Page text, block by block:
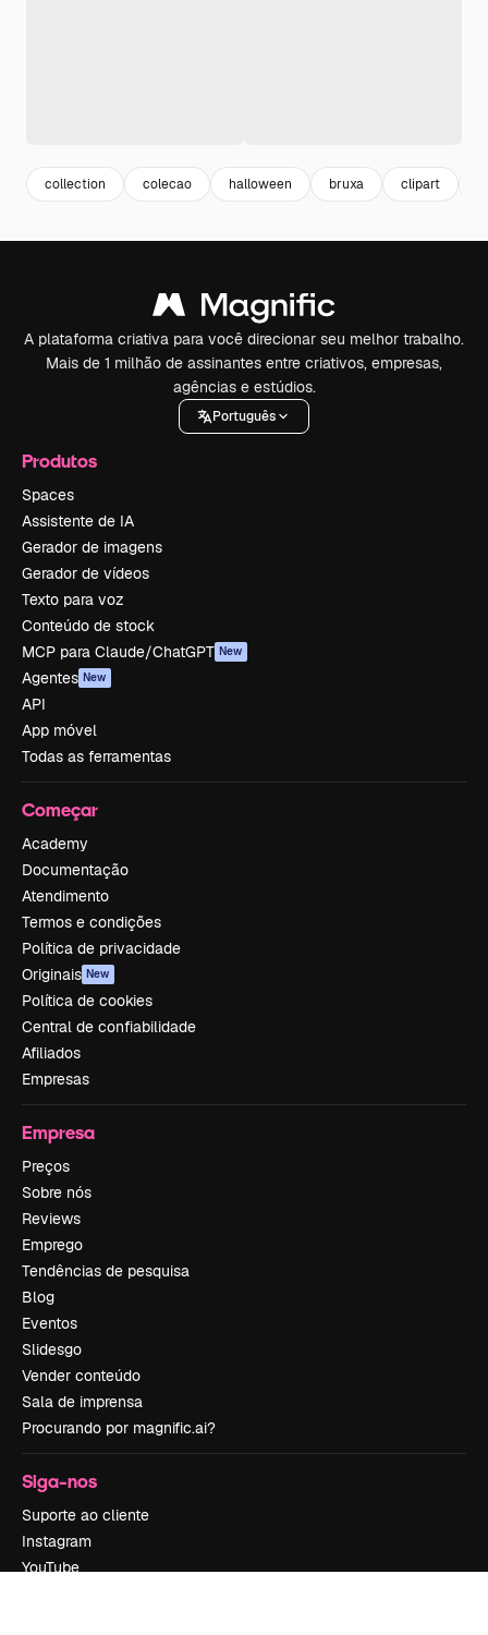
collection colecao halloween bruxa clipart
A plataforma criativa para você direcionar seu melhor trabalho.
Mais de 1 milhão de assinantes entre criativos, empresas,
agências e estúdios.
Português
Produtos
Spaces
Assistente de IA
Gerador de imagens
Gerador de vídeos
Texto para voz
Conteúdo de stock
MCP para Claude/ChatGPT New
Agentes New
API
App móvel
Todas as ferramentas
Começar
Academy
Documentação
Atendimento
Termos e condições
Política de privacidade
Originais New
Política de cookies
Central de confiabilidade
Afiliados
Empresas
Empresa
Preços
Sobre nós
Reviews
Emprego
Tendências de pesquisa
Blog
Eventos
Slidesgo
Vender conteúdo
Sala de imprensa
Procurando por magnific.ai?
Siga-nos
Suporte ao cliente
Instagram
YouTube